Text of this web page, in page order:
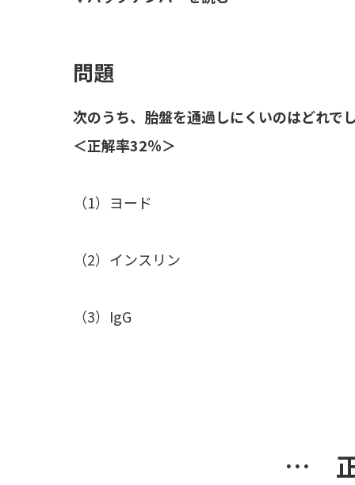
問題
次のうち、胎盤を通過しにくいのはどれでし
＜正解率32％＞
（1）ヨード
（2）インスリン
（3）IgG
…